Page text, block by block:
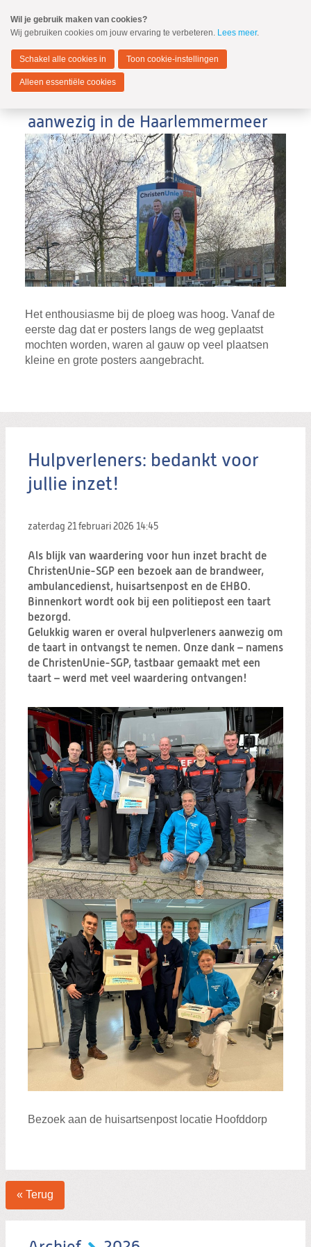
naar
Spring
de
inhoud
Spring
naar
Haarlemmermeer
MENU
Zoeken:
Zoeken
aanwezig in de Haarlemmermeer
Het enthousiasme bij de ploeg was hoog. Vanaf de
eerste dag dat er posters langs de weg geplaatst
mochten worden, waren al gauw op veel plaatsen
kleine en grote posters aangebracht.
Hulpverleners: bedankt voor
jullie inzet!
zaterdag 21 februari 2026 14:45
Als blijk van waardering voor hun inzet bracht de
ChristenUnie-SGP een bezoek aan de brandweer,
ambulancedienst, huisartsenpost en de EHBO.
Binnenkort wordt ook bij een politiepost een taart
bezorgd.
Gelukkig waren er overal hulpverleners aanwezig om
de taart in ontvangst te nemen. Onze dank – namens
de ChristenUnie-SGP, tastbaar gemaakt met een
taart – werd met veel waardering ontvangen!
Bezoek aan de huisartsenpost locatie Hoofddorp
« Terug
Wil je gebruik maken van cookies?
Wij gebruiken cookies om jouw ervaring te verbeteren. Lees meer.
Schakel alle cookies in Toon cookie-instellingen
Alleen essentiële cookies